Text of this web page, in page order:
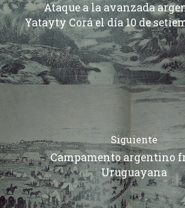
Ataque a la avanzada
Yatayty Corá el día 10 de
Siguiente
Campamento argentino
Uruguayana